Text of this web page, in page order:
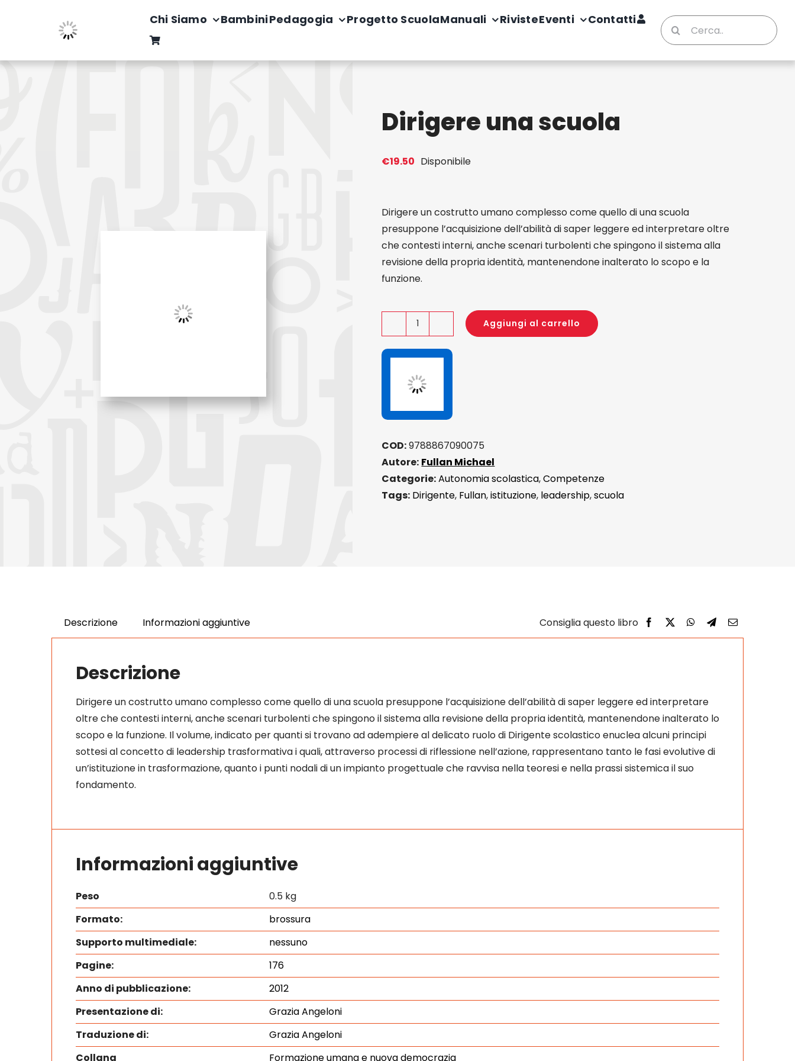
Chi Siamo BambiniPedagogia Progetto ScuolaManuali RivisteEventi Contatti
Cerca
per:
Dirigere una scuola
€19.50 Disponibile
Dirigere un costrutto umano complesso come quello di una scuola
presuppone l’acquisizione dell’abilità di saper leggere ed interpretare oltre
che contesti interni, anche scenari turbolenti che spingono il sistema alla
revisione della propria identità, mantenendone inalterato lo scopo e la
funzione.
Dirigere
una
quantità
Aggiungi al carrello
COD:9788867090075
Autore: Fullan Michael
Categorie:Autonomia scolastica,Competenze
Tags: Dirigente, Fullan,istituzione, leadership,scuola
Descrizione Informazioni aggiuntive
Descrizione
Dirigere un costrutto umano complesso come quello di una scuola presuppone l’acquisizione dell’abilità di saper leggere ed interpretare
oltre che contesti interni, anche scenari turbolenti che spingono il sistema alla revisione della propria identità, mantenendone inalterato lo
scopo e la funzione. Il volume, indicato per quanti si trovano ad adempiere al delicato ruolo di Dirigente scolastico enuclea alcuni principi
sottesi al concetto di leadership trasformativa i quali, attraverso processi di riflessione nell’azione, rappresentano tanto le fasi evolutive di
un’istituzione in trasformazione, quanto i punti nodali di un impianto progettuale che ravvisa nella teoresi e nella prassi sistemica il suo
fondamento.
Informazioni aggiuntive
Peso
0.5 kg
Formato:
brossura
Supporto multimediale:
nessuno
Pagine:
176
Anno di pubblicazione:
2012
Presentazione di:
Grazia Angeloni
Traduzione di:
Grazia Angeloni
Collana
Formazione umana e nuova democrazia